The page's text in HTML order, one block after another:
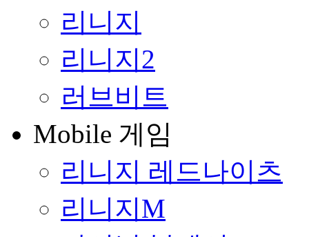
리니지
리니지2
러브비트
Mobile 게임
리니지 레드나이츠
리니지M